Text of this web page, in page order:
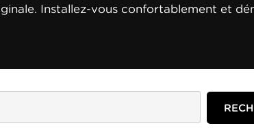
Installez-vous confortablement et